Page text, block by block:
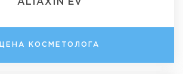
ALIAXIN EV
ЦЕНА КОСМЕТОЛОГА